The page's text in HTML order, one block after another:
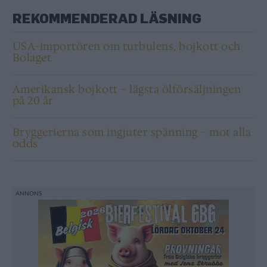
REKOMMENDERAD LÄSNING
USA-importören om turbulens, bojkott och
Bolaget
Amerikansk bojkott – lägsta ölförsäljningen
på 20 år
Bryggerierna som ingjuter spänning – mot alla
odds